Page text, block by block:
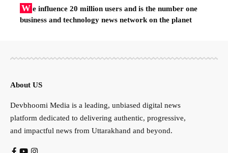
W e influence 20 million users and is the number one
business and technology news network on the planet
About US
Devbhoomi Media is a leading, unbiased digital news
platform dedicated to delivering authentic, progressive,
and impactful news from Uttarakhand and beyond.